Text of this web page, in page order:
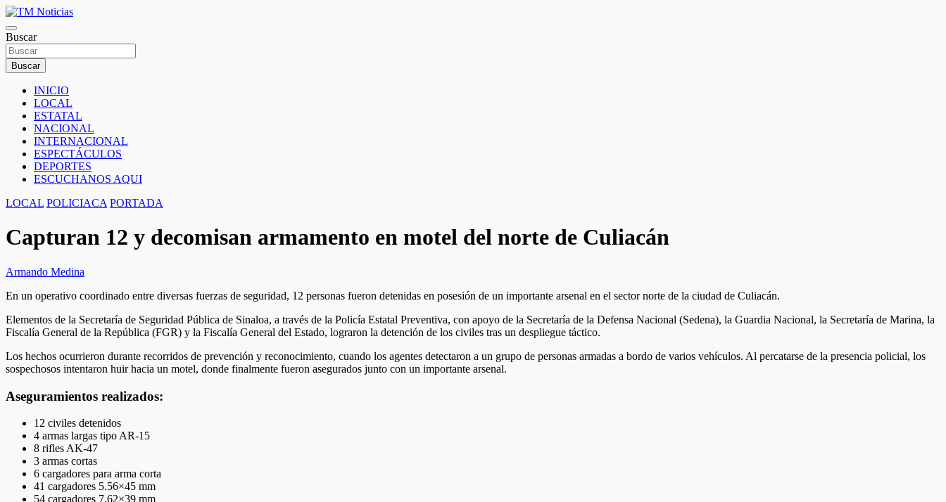
Saltar
al
contenido
TM Noticias
TM Noticias
Buscar
Buscar
INICIO
LOCAL
ESTATAL
NACIONAL
INTERNACIONAL
ESPECTÁCULOS
DEPORTES
ESCUCHANOS AQUI
LOCAL POLICIACA PORTADA
Capturan 12 y decomisan armamento en motel del norte de Culiacán
Armando Medina
En un operativo coordinado entre diversas fuerzas de seguridad, 12 personas fueron detenidas en posesión de un importante arsenal en el sector norte de la ciudad de Culiacán.
Elementos de la Secretaría de Seguridad Pública de Sinaloa, a través de la Policía Estatal Preventiva, con apoyo de la Secretaría de la Defensa Nacional (Sedena), la Guardia Nacional, la Secretaría de Marina, la
Fiscalía General de la República (FGR) y la Fiscalía General del Estado, lograron la detención de los civiles tras un despliegue táctico.
Los hechos ocurrieron durante recorridos de prevención y reconocimiento, cuando los agentes detectaron a un grupo de personas armadas a bordo de varios vehículos. Al percatarse de la presencia policial, los
sospechosos intentaron huir hacia un motel, donde finalmente fueron asegurados junto con un importante arsenal.
Aseguramientos realizados:
12 civiles detenidos
4 armas largas tipo AR-15
8 rifles AK-47
3 armas cortas
6 cargadores para arma corta
41 cargadores 5.56×45 mm
54 cargadores 7.62×39 mm